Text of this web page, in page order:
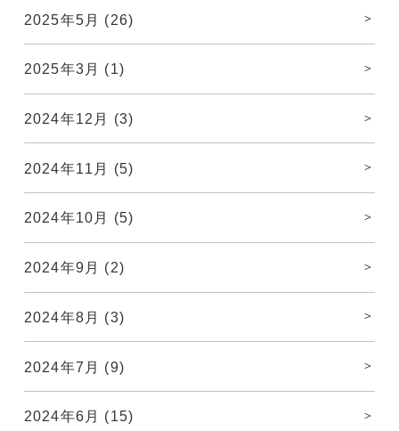
2025年5月 (26)
2025年3月 (1)
2024年12月 (3)
2024年11月 (5)
2024年10月 (5)
2024年9月 (2)
2024年8月 (3)
2024年7月 (9)
2024年6月 (15)